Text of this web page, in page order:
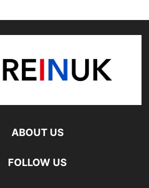
ABOUT US
FOLLOW US